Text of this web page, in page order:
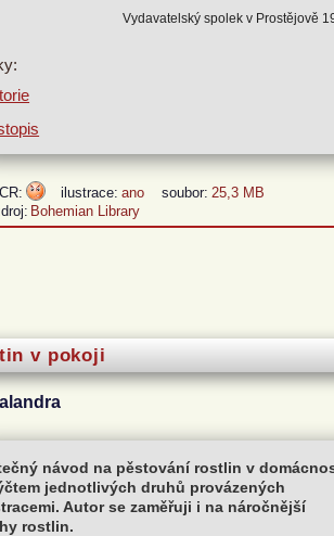
Vydavatelský spolek v Prostějově
ilustrace: ano soubor: 25,3 MB
Bohemian Library
v pokoji
návod na pěstování rostlin v
jednotlivých druhů provázených
Autor se zaměřuji i na náročnější
rostlin.